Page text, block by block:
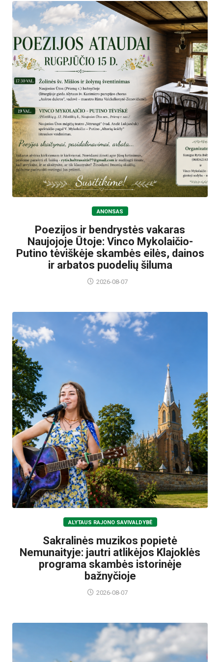
ANONSAS
Poezijos ir bendrystės vakaras
Naujojoje Ūtoje: Vinco Mykolaičio-
Putino tėviškėje skambės eilės, dainos
ir arbatos puodelių šiluma
2026-08-07
ALYTAUS RAJONO SAVIVALDYBĖ
Sakralinės muzikos popietė
Nemunaityje: jautri atlikėjos Klajoklės
programa skambės istorinėje
bažnyčioje
2026-08-07